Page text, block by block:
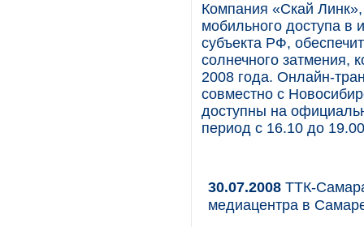
Компания «Скай
мобильного доступа в
субъекта РФ,
солнечного затмения,
2008 года. Онлайн-
совместно с
доступны на
период с 16.10 до
30.07.2008 ТТК-
медиацентра в